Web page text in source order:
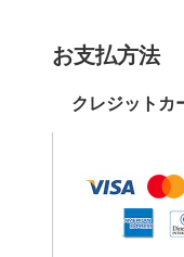
お支払方法
クレジットカ